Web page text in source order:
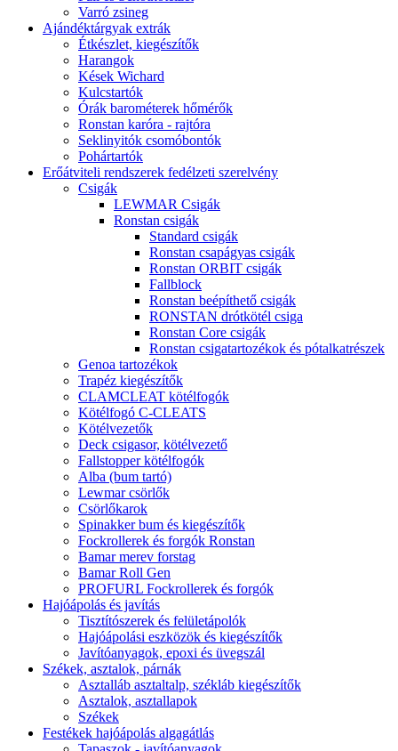
Varró zsineg
Ajándéktárgyak extrák
Étkészlet, kiegészítők
Harangok
Kések Wichard
Kulcstartók
Órák barométerek hőmérők
Ronstan karóra - rajtóra
Seklinyitók csomóbontók
Pohártartók
Erőátviteli rendszerek fedélzeti szerelvény
Csigák
LEWMAR Csigák
Ronstan csigák
Standard csigák
Ronstan csapágyas csigák
Ronstan ORBIT csigák
Fallblock
Ronstan beépíthető csigák
RONSTAN drótkötél csiga
Ronstan Core csigák
Ronstan csigatartozékok és pótalkatrészek
Genoa tartozékok
Trapéz kiegészítők
CLAMCLEAT kötélfogók
Kötélfogó C-CLEATS
Kötélvezetők
Deck csigasor, kötélvezető
Fallstopper kötélfogók
Alba (bum tartó)
Lewmar csörlők
Csörlőkarok
Spinakker bum és kiegészítők
Fockrollerek és forgók Ronstan
Bamar merev forstag
Bamar Roll Gen
PROFURL Fockrollerek és forgók
Hajóápolás és javítás
Tisztítószerek és felületápolók
Hajóápolási eszközök és kiegészítők
Javítóanyagok, epoxi és üvegszál
Székek, asztalok, párnák
Asztalláb asztaltalp, székláb kiegészítők
Asztalok, asztallapok
Székek
Festékek hajóápolás algagátlás